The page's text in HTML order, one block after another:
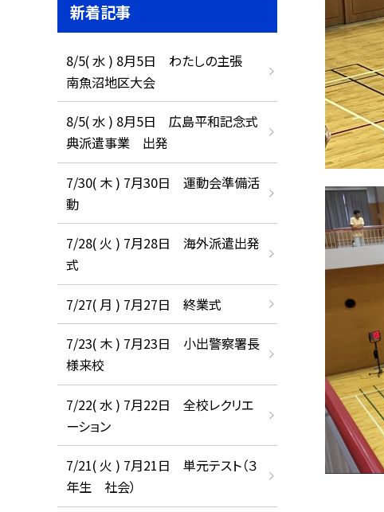
新着記事
8/5( 水 ) 8月5日 わたしの主張
南魚沼地区大会
8/5( 水 ) 8月5日 広島平和記念式
典派遣事業 出発
7/30( 木 ) 7月30日 運動会準備活
動
7/28( 火 ) 7月28日 海外派遣出発
式
7/27( 月 ) 7月27日 終業式
7/23( 木 ) 7月23日 小出警察署長
様来校
7/22( 水 ) 7月22日 全校レクリエ
ーション
7/21( 火 ) 7月21日 単元テスト（３
年生 社会）